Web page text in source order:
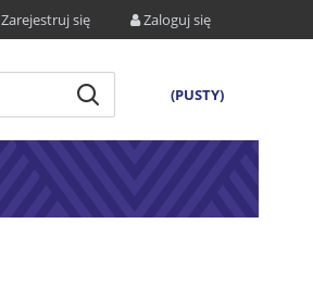
Zarejestruj się Zaloguj się
(PUSTY)